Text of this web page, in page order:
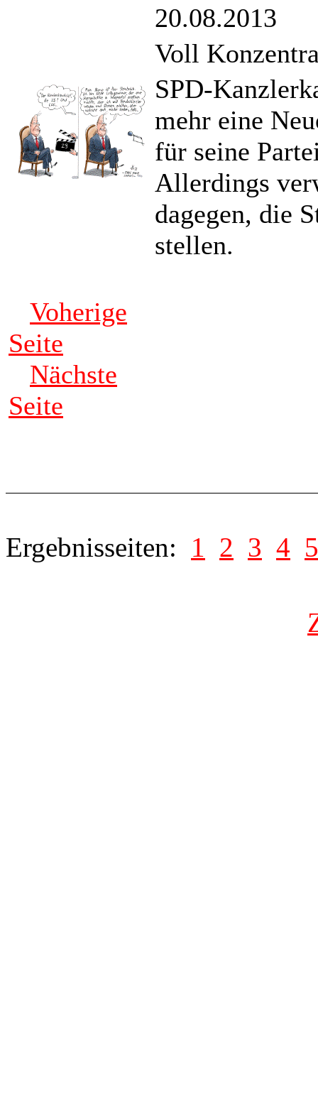
20.08.2013
Voll
SPD-
mehr eine
für seine
Allerdings
dagegen, die
stellen.
Voherige
Seite
Nächste
Seite
Ergebnisseiten: 1 2 3 4 5